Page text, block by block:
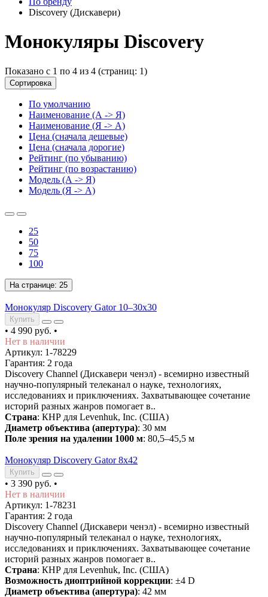
Discovery (Дискавери)
Монокуляры Discovery
Показано с 1 по 4 из 4 (страниц: 1)
Сортировка
По умолчанию
Наименование (А -> Я)
Наименование (Я -> А)
Цена (сначала дешевые)
Цена (сначала дорогие)
Рейтинг (по убыванию)
Рейтинг (по возрастанию)
Модель (А -> Я)
Модель (Я -> А)
25
50
75
100
На странице: 25
Монокуляр Discovery Gator 10–30х30
Купить
• 4 990 руб. •
Нет в наличии
Артикул: 1-78229
Гарантия: 2 года
Discovery Channel (Дискавери ченэл) - всемирно известный
научно-популярный телеканал о науке, технологиях,
исследованиях и приключениях. Захватывающее сочетание
историй разных жанров помогает в..
Страна: КНР для Levenhuk, Inc. (США)
Диаметр объектива (апертура): 30 мм
Поле зрения на удалении 1000 м: 80,5–45,5 м
Монокуляр Discovery Gator 8x42
Купить
• 3 390 руб. •
Нет в наличии
Артикул: 1-78231
Гарантия: 2 года
Discovery Channel (Дискавери ченэл) - всемирно известный
научно-популярный телеканал о науке, технологиях,
исследованиях и приключениях. Захватывающее сочетание
историй разных жанров помогает в..
Страна: КНР для Levenhuk, Inc. (США)
Возможность диоптрийной коррекции: ±4 D
Диаметр объектива (апертура): 42 мм